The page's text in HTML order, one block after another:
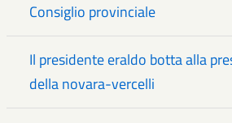
Consiglio provinciale
Il presidente eraldo botta alla
della novara-vercelli